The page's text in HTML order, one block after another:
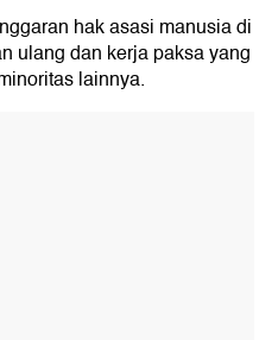
hak asasi manusia di
ulang dan kerja paksa yang
lainnya.